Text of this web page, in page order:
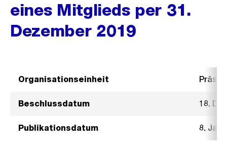
eines Mitglieds per 31.
Dezember 2019
Organisationseinheit
Beschlussdatum 18.
Publikationsdatum 8.